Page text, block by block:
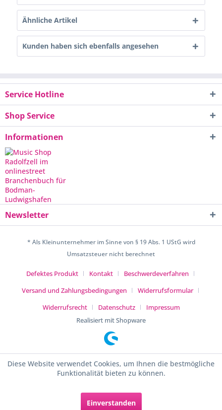
Ähnliche Artikel
Kunden haben sich ebenfalls angesehen
Service Hotline
Shop Service
Informationen
Newsletter
* Als Kleinunternehmer im Sinne von § 19 Abs. 1 UStG wird
Umsatzsteuer nicht berechnet
Defektes Produkt Kontakt
Beschwerdeverfahren
Versand und Zahlungsbedingungen
Widerrufsformular
Widerrufsrecht
Datenschutz
Impressum
Realisiert mit Shopware
Diese Website verwendet Cookies, um Ihnen die bestmögliche
Funktionalität bieten zu können.
Einverstanden